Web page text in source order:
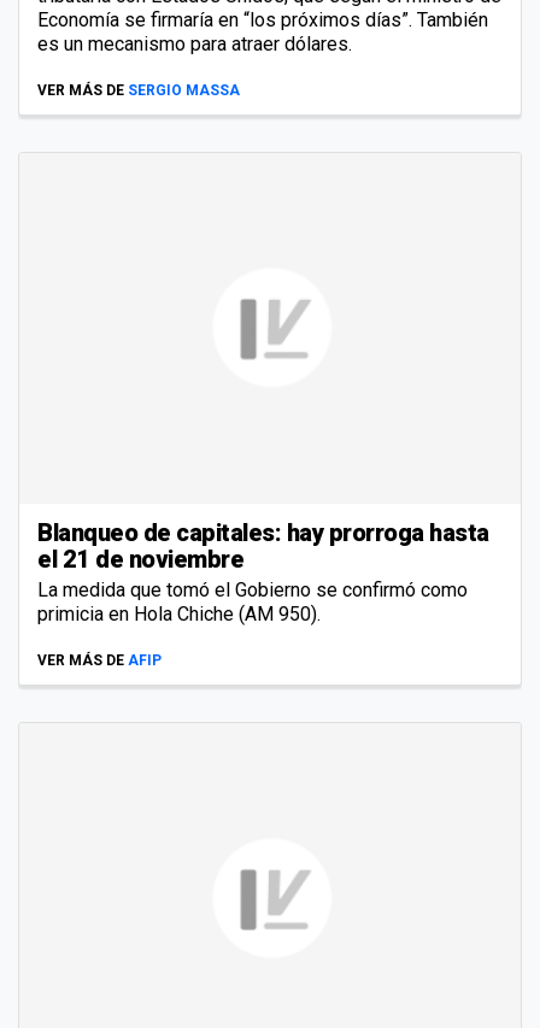
Economía se firmaría en “los próximos días”. También
es un mecanismo para atraer dólares.
VER MÁS DE SERGIO MASSA
Blanqueo de capitales: hay prorroga hasta
el 21 de noviembre
La medida que tomó el Gobierno se confirmó como
primicia en Hola Chiche (AM 950).
VER MÁS DE AFIP